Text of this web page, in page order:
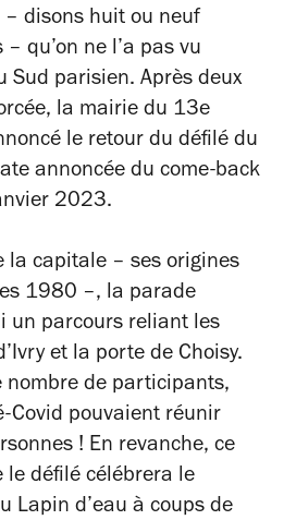
disons huit ou neuf
qu’on ne l’a pas vu
Sud parisien. Après deux
la mairie du 13e
le retour du défilé du
annoncée du come-back
2023.
la capitale – ses origines
1980 –, la parade
un parcours reliant les
et la porte de Choisy.
nombre de participants,
Covid pouvaient réunir
! En revanche, ce
le défilé célébrera le
Lapin d’eau à coups de